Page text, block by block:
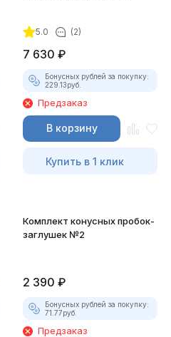
5.0 (2)
7 630 ₽
Бонусных рублей за покупку:
229.13руб.
Предзаказ
В корзину
Купить в 1 клик
Комплект конусных пробок-
заглушек №2
2 390 ₽
Бонусных рублей за покупку:
71.77руб.
Предзаказ